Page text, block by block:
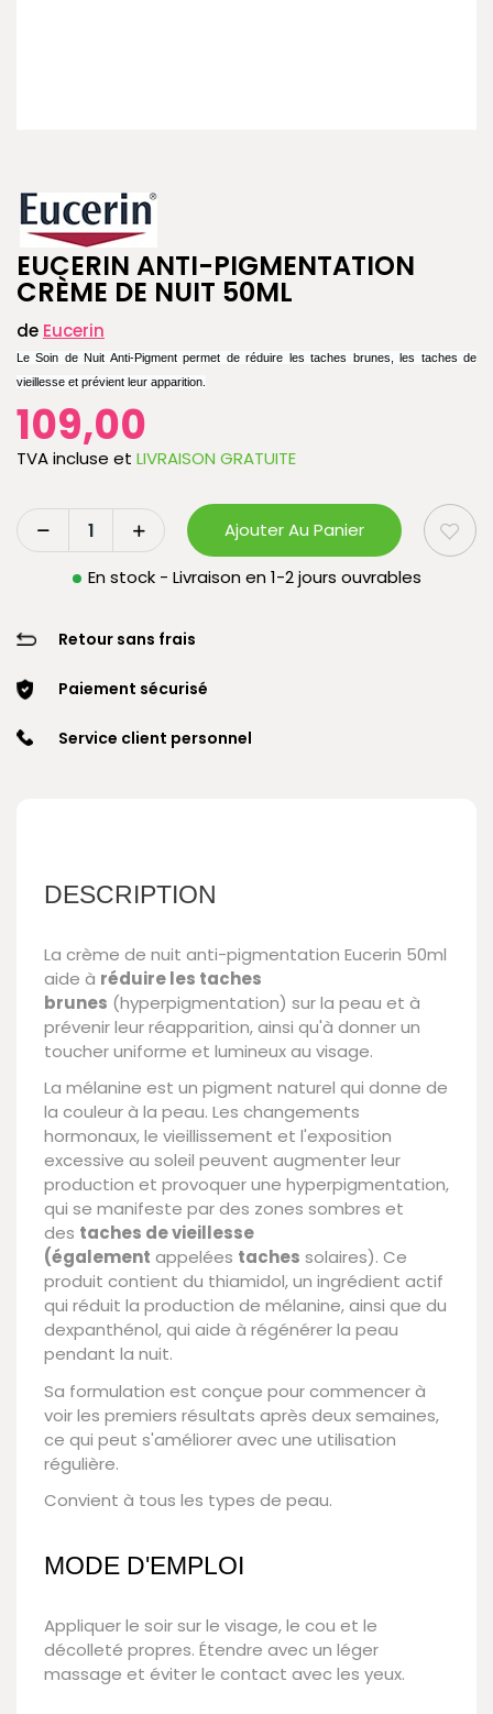
EUCERIN ANTI-PIGMENTATION
CRÈME DE NUIT 50ML
de Eucerin
Le Soin de Nuit Anti-Pigment permet de réduire les taches brunes, les taches de
vieillesse et prévient leur apparition.
109,00
TVA incluse et LIVRAISON GRATUITE
Ajouter Au Panier
En stock - Livraison en 1-2 jours ouvrables
Retour sans frais
Paiement sécurisé
Service client personnel
DESCRIPTION
La crème de nuit anti-pigmentation Eucerin 50ml
aide à réduire les taches
brunes (hyperpigmentation) sur la peau et à
prévenir leur réapparition, ainsi qu'à donner un
toucher uniforme et lumineux au visage.
La mélanine est un pigment naturel qui donne de
la couleur à la peau. Les changements
hormonaux, le vieillissement et l'exposition
excessive au soleil peuvent augmenter leur
production et provoquer une hyperpigmentation,
qui se manifeste par des zones sombres et
des taches de vieillesse
(également appelées taches solaires). Ce
produit contient du thiamidol, un ingrédient actif
qui réduit la production de mélanine, ainsi que du
dexpanthénol, qui aide à régénérer la peau
pendant la nuit.
Sa formulation est conçue pour commencer à
voir les premiers résultats après deux semaines,
ce qui peut s'améliorer avec une utilisation
régulière.
Convient à tous les types de peau.
MODE D'EMPLOI
Appliquer le soir sur le visage, le cou et le
décolleté propres. Étendre avec un léger
massage et éviter le contact avec les yeux.